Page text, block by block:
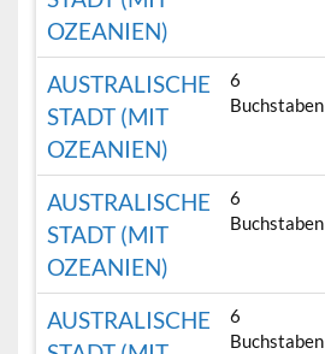
OZEANIEN)
AUSTRALISCHE
STADT (MIT
OZEANIEN)
6
Buchstaben
AUSTRALISCHE
STADT (MIT
OZEANIEN)
6
Buchstaben
AUSTRALISCHE
6
Buchstaben